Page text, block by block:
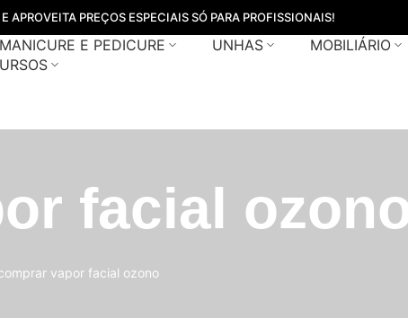
E APROVEITA PREÇOS ESPECIAIS SÓ PARA PROFISSIONAIS!
MANICURE E PEDICURE UNHAS
MOBILIÁRIO
facial
vapor facial ozono